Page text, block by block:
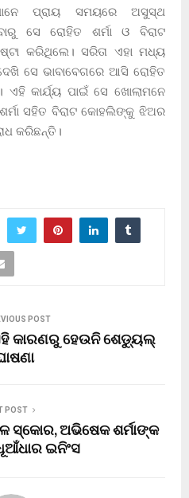
ପ୍ରାୟ ସମୟରେ ଅସୁସ୍ଥ
ସେ ରୋହିତ ଶର୍ମା ଓ ବିରାଟ
କରିଥିଲେ। ସରିତା ଏହା ମଧ୍ୟ
ସେ ଭାବାବେଗରେ ଆସି ରୋହିତ
ଏହି କାର୍ଯ୍ୟ ପାଇଁ ସେ ଖୋଲାମନେ
ସହିତ ବିରାଟ କୋହଲିଙ୍କୁ ଝିଅର
କରିଛନ୍ତି।
POST
କାରଣରୁ ହେଉନି ଶେଡ୍ୟୁଲ୍
POST
ସ୍କୋର, ଅଭିଷେକ ଶର୍ମାଙ୍କ
ଇନିଂସ